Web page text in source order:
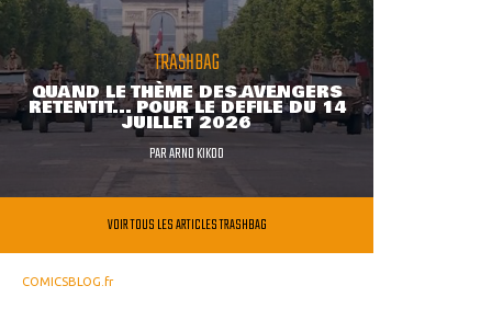
TRASHBAG
QUAND LE THÈME DES AVENGERS
RETENTIT... POUR LE DÉFILÉ DU 14
JUILLET 2026
PARARNO KIKOO
VOIR TOUS LES ARTICLES TRASHBAG
COMICSBLOG.fr